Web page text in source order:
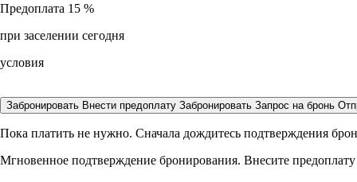
Предоплата 15 %
при заселении сегодня
условия
Забронировать Внести предоплату Забронировать Запрос на бронь
Пока платить не нужно. Сначала дождитесь подтверждения
Мгновенное подтверждение бронирования. Внесите предоплату